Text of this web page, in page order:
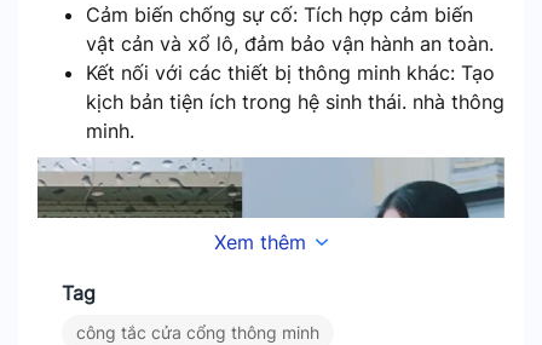
Cảm biến chống sự cố: Tích hợp cảm biến
vật cản và xổ lô, đảm bảo vận hành an toàn.
Kết nối với các thiết bị thông minh khác: Tạo
kịch bản tiện ích trong hệ sinh thái. nhà thông
minh.
Xem thêm
Tag
công tắc cửa cổng thông minh